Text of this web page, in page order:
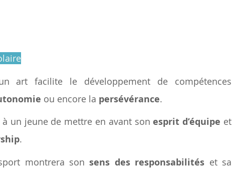
art facilite le développement de compétences
ou encore la persévérance.
à un jeune de mettre en avant son esprit d’équipe et
.
montrera son sens des responsabilités et sa